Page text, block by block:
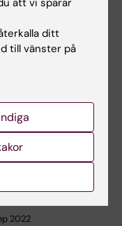
hälsodata
finansierar
"For
2022
ditt
till vänster på